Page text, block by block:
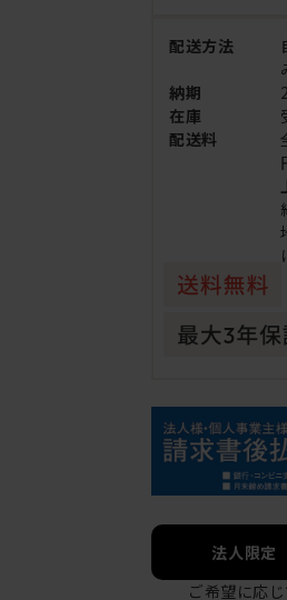
配送方法
納期
在庫
配送料
法人限定
ご希望に応じ